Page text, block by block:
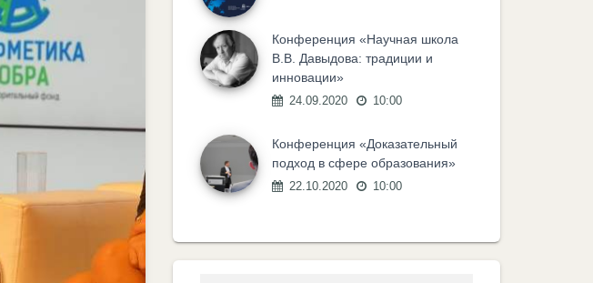
Конференция «Научная школа
В.В. Давыдова: традиции и
инновации»
24.09.2020 10:00
Конференция «Доказательный
подход в сфере образования»
22.10.2020 10:00